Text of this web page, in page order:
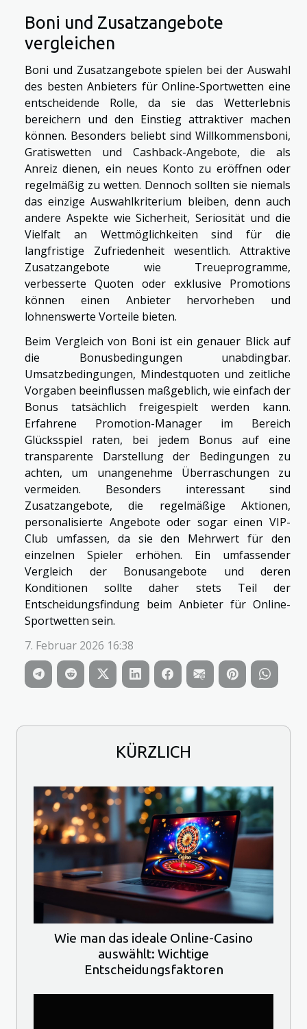
KÜRZLICH
Wie man das ideale Online-Casino
auswählt: Wichtige
Entscheidungsfaktoren
Boni und Zusatzangebote
vergleichen
Boni und Zusatzangebote spielen bei der Auswahl
des besten Anbieters für Online-Sportwetten eine
entscheidende Rolle, da sie das Wetterlebnis
bereichern und den Einstieg attraktiver machen
können. Besonders beliebt sind Willkommensboni,
Gratiswetten und Cashback-Angebote, die als
Anreiz dienen, ein neues Konto zu eröffnen oder
regelmäßig zu wetten. Dennoch sollten sie niemals
das einzige Auswahlkriterium bleiben, denn auch
andere Aspekte wie Sicherheit, Seriosität und die
Vielfalt an Wettmöglichkeiten sind für die
langfristige Zufriedenheit wesentlich. Attraktive
Zusatzangebote wie Treueprogramme,
verbesserte Quoten oder exklusive Promotions
können einen Anbieter hervorheben und
lohnenswerte Vorteile bieten.
Beim Vergleich von Boni ist ein genauer Blick auf
die Bonusbedingungen unabdingbar.
Umsatzbedingungen, Mindestquoten und zeitliche
Vorgaben beeinflussen maßgeblich, wie einfach der
Bonus tatsächlich freigespielt werden kann.
Erfahrene Promotion-Manager im Bereich
Glücksspiel raten, bei jedem Bonus auf eine
transparente Darstellung der Bedingungen zu
achten, um unangenehme Überraschungen zu
vermeiden. Besonders interessant sind
Zusatzangebote, die regelmäßige Aktionen,
personalisierte Angebote oder sogar einen VIP-
Club umfassen, da sie den Mehrwert für den
einzelnen Spieler erhöhen. Ein umfassender
Vergleich der Bonusangebote und deren
Konditionen sollte daher stets Teil der
Entscheidungsfindung beim Anbieter für Online-
Sportwetten sein.
7. Februar 2026 16:38